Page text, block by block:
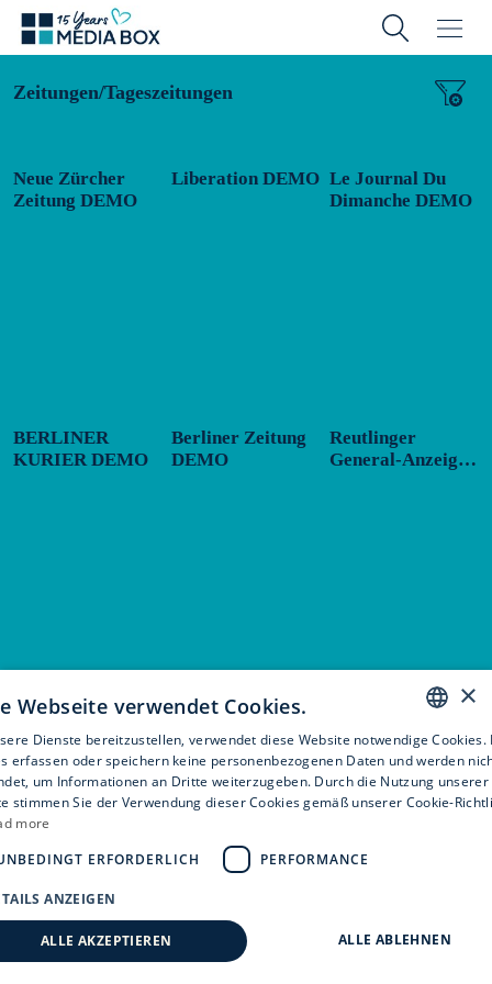
Zeitungen/Tageszeitungen
Neue Zürcher
Zeitung DEMO
Liberation DEMO Le Journal Du
Dimanche DEMO
BERLINER
KURIER DEMO
Berliner Zeitung
DEMO
Reutlinger
General-Anzeiger
Eßlinger Zeitung
DEMO
Mitteldeutsche
Zeitung DEMO
Dresdner
Oberösterreichische
ENGLISH
GERMAN
×
Webseite verwendet Cookies.
Dienste bereitzustellen, verwendet diese Website notwendige Cookies.
erfassen oder speichern keine personenbezogenen Daten und werden
um Informationen an Dritte weiterzugeben. Durch die Nutzung unserer
stimmen Sie der Verwendung dieser Cookies gemäß unserer Cookie-
more
ERFORDERLICH
PERFORMANCE
ANZEIGEN
ALLE AKZEPTIEREN ALLE ABLEHNEN